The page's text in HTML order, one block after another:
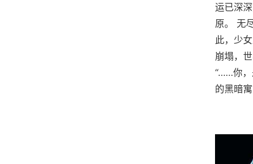
运已深
原。 无
此，少
崩塌，
“……你，
的黑暗